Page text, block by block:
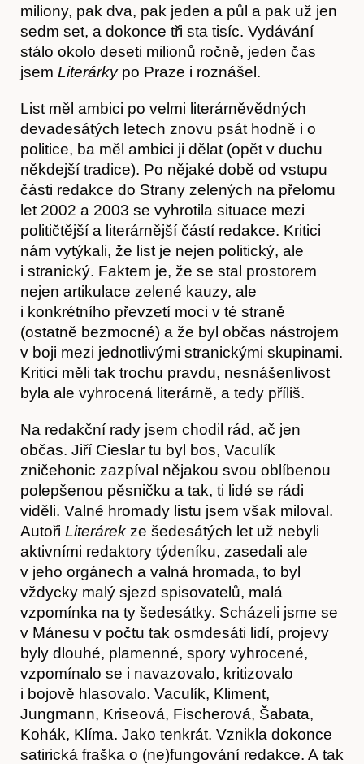
miliony, pak dva, pak jeden a půl a pak už jen
sedm set, a dokonce tři sta tisíc. Vydávání
stálo okolo deseti milionů ročně, jeden čas
jsem Literárkypo Praze i roznášel.
List měl ambici po velmi literárněvědných
devadesátých letech znovu psát hodně i o
politice, ba měl ambici ji dělat (opět v duchu
někdejší tradice). Po nějaké době od vstupu
části redakce do Strany zelených na přelomu
let 2002 a 2003 se vyhrotila situace mezi
političtější a literárnější částí redakce. Kritici
nám vytýkali, že list je nejen politický, ale
i stranický. Faktem je, že se stal prostorem
nejen artikulace zelené kauzy, ale
i konkrétního převzetí moci v té straně
(ostatně bezmocné) a že byl občas nástrojem
v boji mezi jednotlivými stranickými skupinami.
Kritici měli tak trochu pravdu, nesnášenlivost
byla ale vyhrocená literárně, a tedy příliš.
Na redakční rady jsem chodil rád, ač jen
občas. Jiří Cieslar tu byl bos, Vaculík
zničehonic zazpíval nějakou svou oblíbenou
polepšenou pěsničku a tak, ti lidé se rádi
viděli. Valné hromady listu jsem však miloval.
Autoři Literárek ze šedesátých let už nebyli
aktivními redaktory týdeníku, zasedali ale
v jeho orgánech a valná hromada, to byl
vždycky malý sjezd spisovatelů, malá
vzpomínka na ty šedesátky. Scházeli jsme se
v Mánesu v počtu tak osmdesáti lidí, projevy
byly dlouhé, plamenné, spory vyhrocené,
vzpomínalo se i navazovalo, kritizovalo
i bojově hlasovalo. Vaculík, Kliment,
Jungmann, Kriseová, Fischerová, Šabata,
Kohák, Klíma. Jako tenkrát. Vznikla dokonce
satirická fraška o (ne)fungování redakce. A tak